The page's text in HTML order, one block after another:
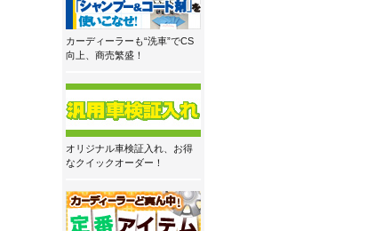
カーディーラーも“洗車”でCS
向上、商売繁盛！
オリジナル車検証入れ、お得
なクイックオーダー！